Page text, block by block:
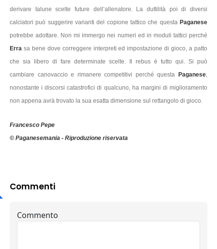
derivare talune scelte future dell’allenatore. La duttilità poi di diversi
calciatori può suggerire varianti del copione tattico che questa Paganese
potrebbe adottare. Non mi immergo nei numeri ed in moduli tattici perché
Erra sa bene dove correggere interpreti ed impostazione di gioco, a patto
che sia libero di fare determinate scelte. Il rebus è tutto qui. Si può
cambiare canovaccio e rimanere competitivi perché questa Paganese,
nonostante i discorsi catastrofici di qualcuno, ha margini di miglioramento
non appena avrà trovato la sua esatta dimensione sul rettangolo di gioco.
Francesco Pepe
© Paganesemania - Riproduzione riservata
Commenti